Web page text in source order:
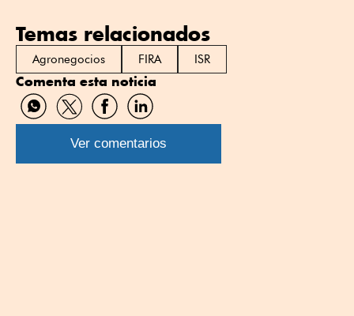
Temas relacionados
Agronegocios FIRA ISR
Comenta esta noticia
Compartir
por
WhatsApp
Compartir
por
Twitter
Compartir
por
Facebook
Compartir
por
Linkedin
Ver comentarios